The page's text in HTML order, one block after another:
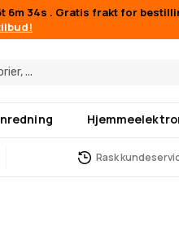
6m 33s . Gratis frakt for
Rask